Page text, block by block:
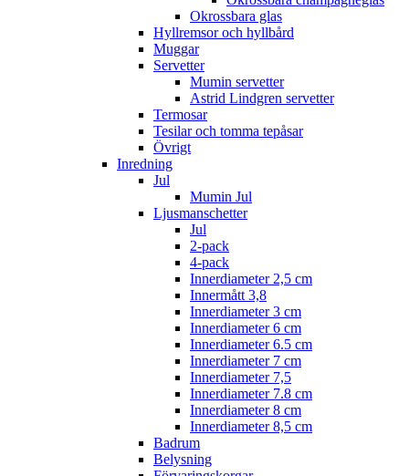
Okrossbara glas
Hyllremsor och hyllbård
Muggar
Servetter
Mumin servetter
Astrid Lindgren servetter
Termosar
Tesilar och tomma tepåsar
Övrigt
Inredning
Jul
Mumin Jul
Ljusmanschetter
Jul
2-pack
4-pack
Innerdiameter 2,5 cm
Innermått 3,8
Innerdiameter 3 cm
Innerdiameter 6 cm
Innerdiameter 6.5 cm
Innerdiameter 7 cm
Innerdiameter 7,5
Innerdiameter 7.8 cm
Innerdiameter 8 cm
Innerdiameter 8,5 cm
Badrum
Belysning